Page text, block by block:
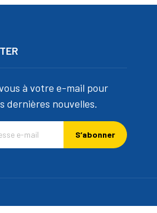
à votre e-mail pour
dernières nouvelles.
S’abonner